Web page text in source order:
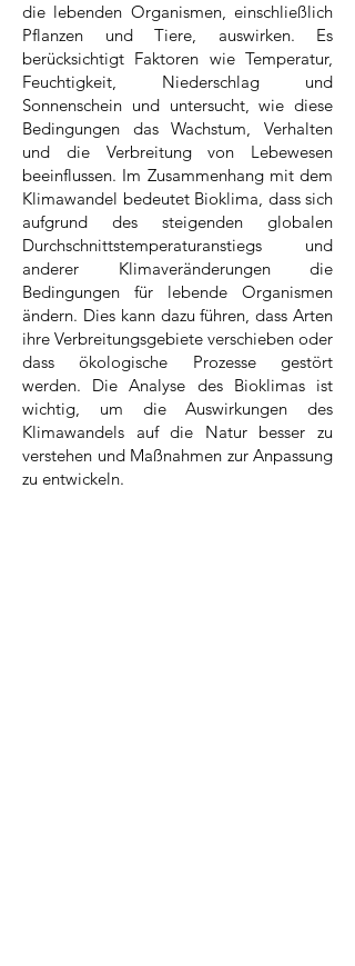
die lebenden Organismen, einschließlich
Pflanzen und Tiere, auswirken. Es
berücksichtigt Faktoren wie Temperatur,
Feuchtigkeit, Niederschlag und
Sonnenschein und untersucht, wie diese
Bedingungen das Wachstum, Verhalten
und die Verbreitung von Lebewesen
beeinflussen. Im Zusammenhang mit dem
Klimawandel bedeutet Bioklima, dass sich
aufgrund des steigenden globalen
Durchschnittstemperaturanstiegs und
anderer Klimaveränderungen die
Bedingungen für lebende Organismen
ändern. Dies kann dazu führen, dass Arten
ihre Verbreitungsgebiete verschieben oder
dass ökologische Prozesse gestört
werden. Die Analyse des Bioklimas ist
wichtig, um die Auswirkungen des
Klimawandels auf die Natur besser zu
verstehen und Maßnahmen zur Anpassung
zu entwickeln.